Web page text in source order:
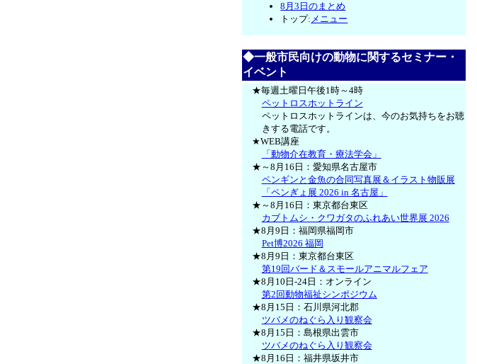
8月3日のまとめ
トップ: メニュー
◆一般市民向けの動物に関するセミナー・
イベント
★毎週土曜日午後1時～4時
ペットロスホットライン
ペットロスホットラインは、今のお気持ちをお聴
きする電話です。
★WEB講座
「動物介在教育・療法学会」
★～8月16日：愛知県名古屋市
ペンギンと金魚の合同写真展＆イラスト物販展
「ペンぎょ展 2026 in 名古屋」
★～8月16日：東京都台東区
カブトムシ・クワガタのふれあい世界展 2026
★8月9日：福岡県福岡市
Pet博2026 福岡
★8月9日：東京都台東区
第19回バード＆スモールアニマルフェア
★8月10日-24日：オンライン
第2回動物福祉シンポジウム
★8月15日：石川県河北郡
ツバメのねぐら入り観察会
★8月15日：島根県出雲市
ツバメのねぐら入り観察会
★8月16日：福井県坂井市